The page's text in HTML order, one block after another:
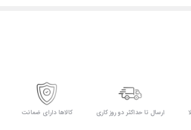
ارسال تا حداکثر دو روز کاری کالاها دارای ضمانت